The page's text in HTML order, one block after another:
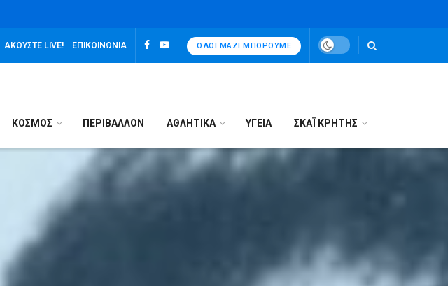
ΑΚΟΎΣΤΕ LIVE! ΕΠΙΚΟΙΝΩΝΊΑ ΌΛΟΙ ΜΑΖΊ ΜΠΟΡΟΎΜΕ
ΚΟΣΜΟΣ ΠΕΡΙΒΑΛΛΟΝ ΑΘΛΗΤΙΚΑ ΥΓΕΙΑ ΣΚΑΪ ΚΡΗΤΗΣ